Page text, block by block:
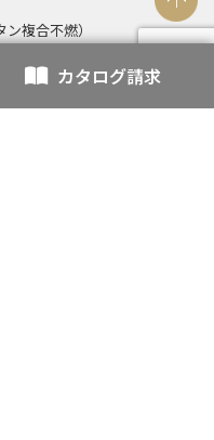
カタログ請求
複合不燃）
認定とは